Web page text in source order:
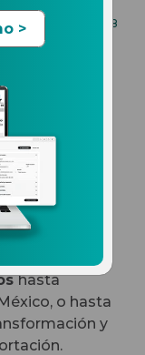
14.09.2018
se
2002 para
y
hasta
o hasta
y
>